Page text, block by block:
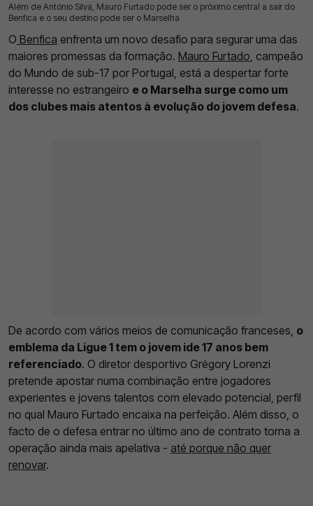
Além de António Silva, Mauro Furtado pode ser o próximo central a sair do
Benfica e o seu destino pode ser o Marselha
16 Jul 2026 | 17:31 | 0
O Benfica enfrenta um novo desafio para segurar uma das
maiores promessas da formação. Mauro Furtado, campeão
do Mundo de sub-17 por Portugal, está a despertar forte
interesse no estrangeiro e o Marselha surge como um
dos clubes mais atentos à evolução do jovem defesa.
De acordo com vários meios de comunicação franceses, o
emblema da Ligue 1 tem o jovem ide 17 anos bem
referenciado. O diretor desportivo Grégory Lorenzi
pretende apostar numa combinação entre jogadores
experientes e jovens talentos com elevado potencial, perfil
no qual Mauro Furtado encaixa na perfeição. Além disso, o
facto de o defesa entrar no último ano de contrato torna a
operação ainda mais apelativa - até porque não quer
renovar.